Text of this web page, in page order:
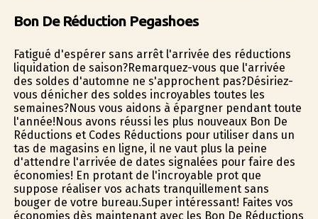
Bon De Réduction Pegashoes
Fatigué d'espérer sans arrêt l'arrivée des réductions
liquidation de saison?Remarquez-vous que l'arrivée
des soldes d'automne ne s'approchent pas?Désiriez-
vous dénicher des soldes incroyables toutes les
semaines?Nous vous aidons à épargner pendant toute
l'année!Nous avons réussi les plus nouveaux Bon De
Réductions et Codes Réductions pour utiliser dans un
tas de magasins en ligne, il ne vaut plus la peine
d'attendre l'arrivée de dates signalées pour faire des
économies! En profitant de l'incroyable profit que
suppose réaliser vos achats tranquillement sans
bouger de votre bureau.Super intéressant! Faites vos
économies dès maintenant avec les Bon De Réductions